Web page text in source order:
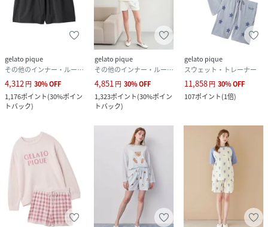
gelato pique
その他のインナー・ルームウェア
4,312円 30%OFF
1,176ポイント(30%ポイン
トバック)
gelato pique
その他のインナー・ルームウェア
4,851円 30%OFF
1,323ポイント(30%ポイン
トバック)
gelato pique
スウェット・トレーナー
11,858円 30%OFF
107ポイント(1倍)